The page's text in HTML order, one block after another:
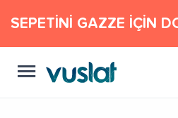
SEPETİNİ GAZZE İÇİN